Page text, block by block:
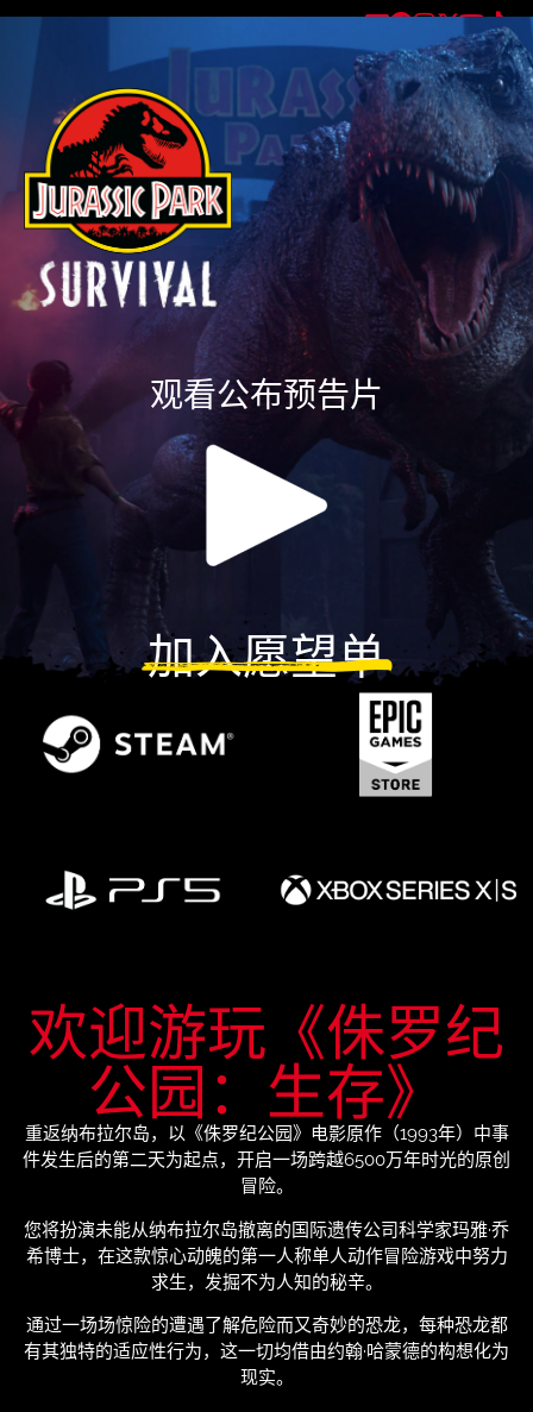
观看公布预告片
加入愿望单
欢迎游玩《侏罗纪
公园：生存》
重返纳布拉尔岛，以《侏罗纪公园》电影原作（1993年）中事
件发生后的第二天为起点，开启一场跨越6500万年时光的原创
冒险。
您将扮演未能从纳布拉尔岛撤离的国际遗传公司科学家玛雅·乔
希博士，在这款惊心动魄的第一人称单人动作冒险游戏中努力
求生，发掘不为人知的秘辛。
通过一场场惊险的遭遇了解危险而又奇妙的恐龙，每种恐龙都
有其独特的适应性行为，这一切均借由约翰·哈蒙德的构想化为
现实。